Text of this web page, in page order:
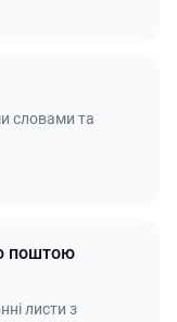
словами та
поштою
листи з